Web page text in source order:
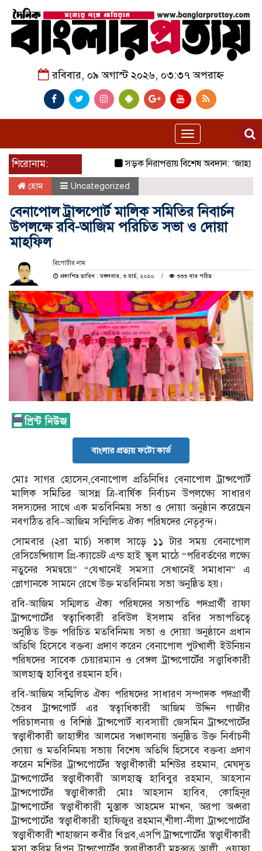
রবিবার, ০৯ অগাস্ট ২০২৬, ০৩:৩৭ অপরাহ্ন
Toggle
navigation
শিরোনাম:
সড়ক নিরাপত্তায় বিশেষ অবদান:
হোম Uncategorized
বেনাপোল ট্রান্সপোর্ট মালিক সমিতির নিবার্চন
উপলক্ষে রবি-আজিম পরিচিত সভা ও দোয়া
মাহফিল
রিপোর্টার নাম
প্রকাশিত তারিখ : মঙ্গলবার, ৩ মার্চ, ২০২০
৩৩৩ বার পঠিত
বাংলার প্রত্যয় ফটো কার্ড
মোঃ সাগর হোসেন,বেনাপোল প্রতিনিধিঃ বেনাপোল ট্রান্সপোর্ট
মালিক সমিতির আসন্ন ত্রি-বার্ষিক নির্বাচন উপলক্ষ্যে সাধারণ
সদস্যদের সাথে এক মতবিনিময় সভা ও দোয়া অনুষ্ঠান করেছেন
নবগঠিত রবি–আজিম সন্মিলিত ঐক্য পরিষদের নেতৃবৃন্দ।
সোমবার (২রা মার্চ) সকাল সাড়ে ১১ টার সময় বেনাপোল
রেসিডেন্সিয়াল প্রি-ক্যাডেট এন্ড হাই স্কুল মাঠে “পরিবর্তণের লক্ষ্যে
নতুনের সমন্বয়ে” “যেখানেই সমস্যা সেখানেই সমাধান” এ
স্লোগানকে সামনে রেখে উক্ত মতবিনিময় সভা অনুষ্ঠিত হয়।
রবি-আজিম সম্মিলত ঐক্য পরিষদের সভাপতি পদপ্রার্থী রাফা
ট্রান্সপোর্টের স্বত্বাধিকারী রবিউল ইসলাম রবির সভাপতিত্বে
অনুষ্ঠিত উক্ত পরিচিত মতবিনিময় সভা ও দোয়া অনুষ্ঠানে প্রধান
অতিথি হিসেবে বক্তব্য প্রদাণ করেন বেনাপোল পুটখালী ইউনিয়ন
পরিষদের সাবেক চেয়ারম্যান ও বেঙ্গল ট্রান্সপোর্টের সত্ত্বাধিকারী
আলহাজ্ব হাবিবুর রহমান হবি।
রবি-আজিম সম্মিলিত ঐক্য পরিষদের সাধারণ সম্পাদক পদপ্রার্থী
ভৈরব ট্রান্সপোর্ট এর স্বত্বাধিকারী আজিম উদ্দিন গাজীর
পরিচালনায় ও বিশিষ্ঠ ট্রান্সপোর্ট ব্যবসায়ী জেসমিন ট্রান্সপোর্টের
স্বত্ত্বাধীকারী জাহাঙ্গীর আলমের সঞ্চালনায় অনুষ্ঠিত উক্ত নির্বাচনী
দোয়া ও মতবিনিময় সভায় বিশেষ অতিথি হিসেবে বক্তব্য প্রদাণ
করেন মশিউর ট্রান্সপোর্টের স্বত্ত্বাধীকারী মশিউর রহমান, মেঘদূত
ট্রান্সপোর্টের স্বত্ত্বাধীকারী আলহাজ্ব হাবিবুর রহমান, আহসান
ট্রান্সপোর্টের স্বত্ত্বাধীকারী মোঃ আহসান হাবিব, কোহিনূর
ট্রান্সপোর্টের স্বত্ত্বাধীকারী মুস্তাক আহমেদ মাখন, অরপা অপ্সরা
ট্রান্সপোর্টের স্বত্ত্বাধীকারী হাফিজুর রহমান,শীলা-নীলা ট্রান্সপোর্টের
স্বত্ত্বাধীকারী শাহাজান কবীর বিপ্লব,এসপি ট্রান্সপোর্টের স্বত্ত্বাধীকারী